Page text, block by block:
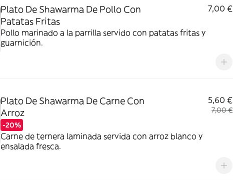
Plato De Shawarma De Pollo Con
Patatas Fritas
7,00 €
Pollo marinado a la parrilla servido con patatas fritas y
guarnición.
Plato De Shawarma De Carne Con
Arroz
-20%
5,60 €
7,00 €
Carne de ternera laminada servida con arroz blanco y
ensalada fresca.